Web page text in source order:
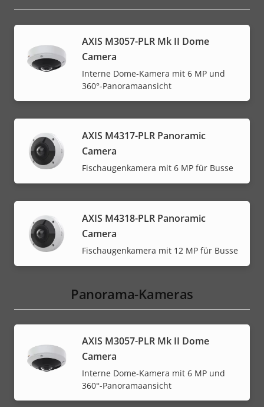
AXIS M3057-PLR Mk II Dome
Camera
Interne Dome-Kamera mit 6 MP und
360°-Panoramaansicht
AXIS M4317-PLR Panoramic
Camera
Fischaugenkamera mit 6 MP für Busse
AXIS M4318-PLR Panoramic
Camera
Fischaugenkamera mit 12 MP für Busse
Panorama-Kameras
AXIS M3057-PLR Mk II Dome
Camera
Interne Dome-Kamera mit 6 MP und
360°-Panoramaansicht